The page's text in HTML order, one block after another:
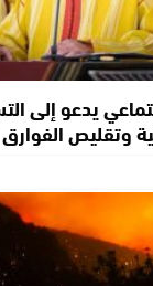
يدعو إلى
وتقليص